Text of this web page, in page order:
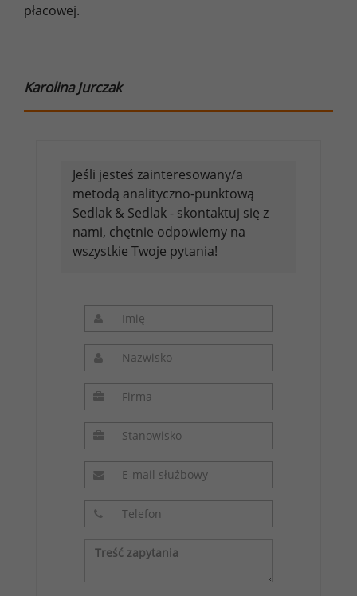
płacowej.
Karolina Jurczak
Jeśli jesteś zainteresowany/a
metodą analityczno-punktową
Sedlak & Sedlak - skontaktuj się z
nami, chętnie odpowiemy na
wszystkie Twoje pytania!